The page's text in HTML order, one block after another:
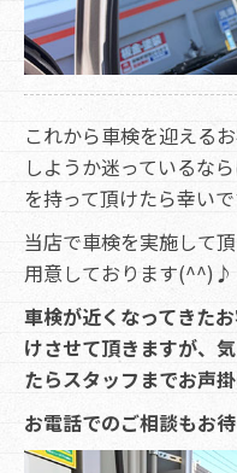
これから車検を迎える
しようか迷っているな
を持って頂けたら幸いで
当店で車検を実施して
用意しております(^^)♪
車検が近くなってきた
けさせて頂きますが、
たらスタッフまでお声掛
お電話でのご相談もお